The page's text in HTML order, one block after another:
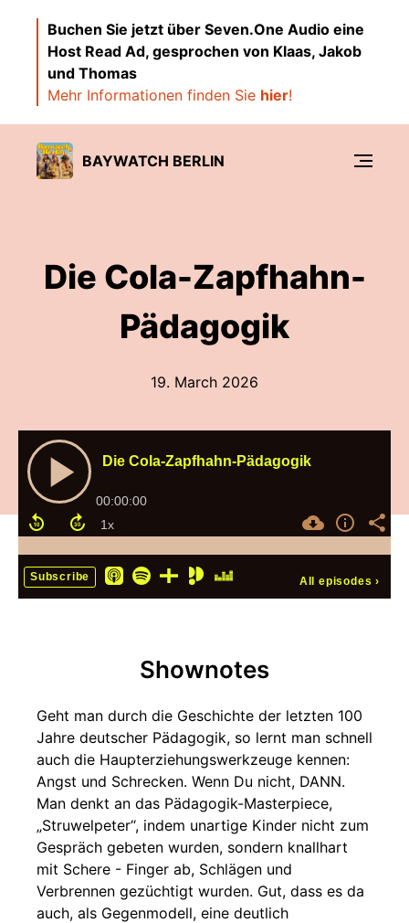
Buchen Sie jetzt über Seven.One Audio eine
Host Read Ad, gesprochen von Klaas, Jakob
und Thomas
Mehr Informationen finden Sie hier!
BAYWATCH BERLIN
Die Cola-Zapfhahn-
Pädagogik
19. March 2026
Die Cola-Zapfhahn-Pädagogik
00:00:00
Subscribe All episodes ›
Shownotes
Geht man durch die Geschichte der letzten 100
Jahre deutscher Pädagogik, so lernt man schnell
auch die Haupterziehungswerkzeuge kennen:
Angst und Schrecken. Wenn Du nicht, DANN.
Man denkt an das Pädagogik-Masterpiece,
„Struwelpeter“, indem unartige Kinder nicht zum
Gespräch gebeten wurden, sondern knallhart
mit Schere - Finger ab, Schlägen und
Verbrennen gezüchtigt wurden. Gut, dass es da
auch, als Gegenmodell, eine deutlich